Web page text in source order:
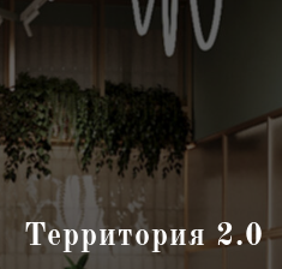
Территория 2.0